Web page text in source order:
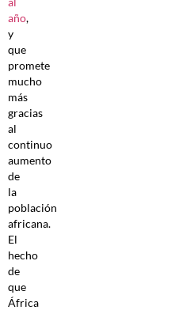
año,
y
que
promete
mucho
más
gracias
al
continuo
aumento
de
la
población
africana.
El
hecho
de
que
África